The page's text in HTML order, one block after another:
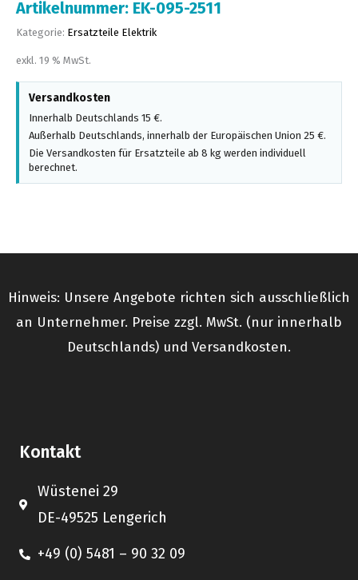
Artikelnummer: EK-095-2511
Kategorie: Ersatzteile Elektrik
exkl. 19 % MwSt.
Versandkosten
Innerhalb Deutschlands 15 €.
Außerhalb Deutschlands, innerhalb der Europäischen Union 25 €.
Die Versandkosten für Ersatzteile ab 8 kg werden individuell
berechnet.
Hinweis: Unsere Angebote richten sich ausschließlich
an Unternehmer. Preise zzgl. MwSt. (nur innerhalb
Deutschlands) und Versandkosten.
Kontakt
Wüstenei 29
DE-49525 Lengerich
+49 (0) 5481 – 90 32 09